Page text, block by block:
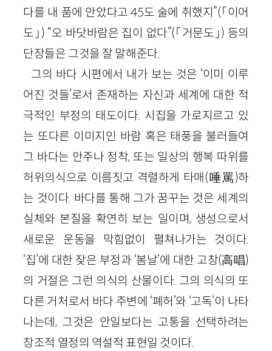
다를 내 품에 안았다고 45도 술에 취했지”(「이어
도」) “오 바닷바람은 집이 없다”(「거문도」) 등의
단장들은 그것을 잘 말해준다.
그의 바다 시편에서 내가 보는 것은 ‘이미 이루
어진 것들’로서 존재하는 자신과 세계에 대한 적
극적인 부정의 태도이다. 시집을 가로지르고 있
는 또다른 이미지인 바람 혹은 태풍을 불러들여
그 바다는 안주나 정착, 또는 일상의 행복 따위를
허위의식으로 이름짓고 격렬하게 타매(唾罵)하
는 것이다. 바다를 통해 그가 꿈꾸는 것은 세계의
실체와 본질을 확연히 보는 일이며, 생성으로서
새로운 운동을 막힘없이 펼쳐나가는 것이다.
‘집’에 대한 잦은 부정과 ‘봄날’에 대한 고창(高唱)
의 거절은 그런 의식의 산물이다. 그의 의식의 또
다른 거처로서 바다 주변에 ‘폐허’와 ‘고독’이 나타
나는데, 그것은 안일보다는 고통을 선택하려는
창조적 열정의 역설적 표현일 것이다.